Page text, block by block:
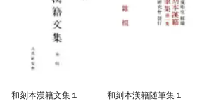
和刻本漢籍文集１ 和刻本漢籍随筆集１